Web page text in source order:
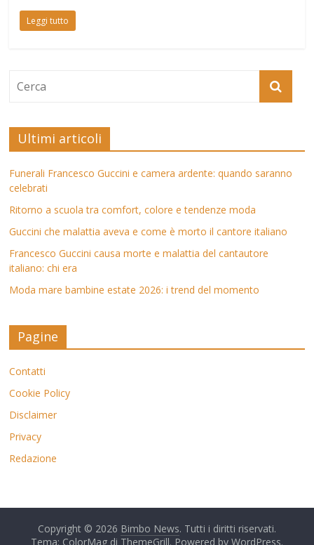
Leggi tutto
Ultimi articoli
Funerali Francesco Guccini e camera ardente: quando saranno
celebrati
Ritorno a scuola tra comfort, colore e tendenze moda
Guccini che malattia aveva e come è morto il cantore italiano
Francesco Guccini causa morte e malattia del cantautore
italiano: chi era
Moda mare bambine estate 2026: i trend del momento
Pagine
Contatti
Cookie Policy
Disclaimer
Privacy
Redazione
Copyright © 2026 Bimbo News. Tutti i diritti riservati.
Tema: ColorMag di ThemeGrill. Powered by WordPress.